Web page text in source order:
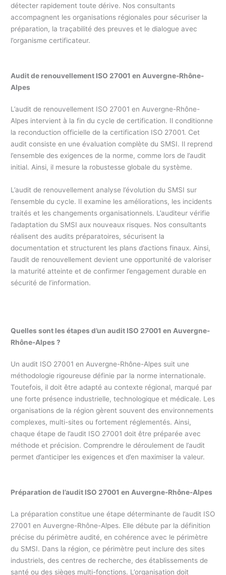
détecter rapidement toute dérive. Nos consultants
accompagnent les organisations régionales pour sécuriser la
préparation, la traçabilité des preuves et le dialogue avec
l’organisme certificateur.
Audit de renouvellement ISO 27001 en Auvergne-Rhône-
Alpes
L’audit de renouvellement ISO 27001 en Auvergne-Rhône-
Alpes intervient à la fin du cycle de certification. Il conditionne
la reconduction officielle de la certification ISO 27001. Cet
audit consiste en une évaluation complète du SMSI. Il reprend
l’ensemble des exigences de la norme, comme lors de l’audit
initial. Ainsi, il mesure la robustesse globale du système.
L’audit de renouvellement analyse l’évolution du SMSI sur
l’ensemble du cycle. Il examine les améliorations, les incidents
traités et les changements organisationnels. L’auditeur vérifie
l’adaptation du SMSI aux nouveaux risques. Nos consultants
réalisent des audits préparatoires, sécurisent la
documentation et structurent les plans d’actions finaux. Ainsi,
l’audit de renouvellement devient une opportunité de valoriser
la maturité atteinte et de confirmer l’engagement durable en
sécurité de l’information.
Quelles sont les étapes d’un audit ISO 27001 en Auvergne-
Rhône-Alpes ?
Un audit ISO 27001 en Auvergne-Rhône-Alpes suit une
méthodologie rigoureuse définie par la norme internationale.
Toutefois, il doit être adapté au contexte régional, marqué par
une forte présence industrielle, technologique et médicale. Les
organisations de la région gèrent souvent des environnements
complexes, multi-sites ou fortement réglementés. Ainsi,
chaque étape de l’audit ISO 27001 doit être préparée avec
méthode et précision. Comprendre le déroulement de l’audit
permet d’anticiper les exigences et d’en maximiser la valeur.
Préparation de l’audit ISO 27001 en Auvergne-Rhône-Alpes
La préparation constitue une étape déterminante de l’audit ISO
27001 en Auvergne-Rhône-Alpes. Elle débute par la définition
précise du périmètre audité, en cohérence avec le périmètre
du SMSI. Dans la région, ce périmètre peut inclure des sites
industriels, des centres de recherche, des établissements de
santé ou des sièges multi-fonctions. L’organisation doit